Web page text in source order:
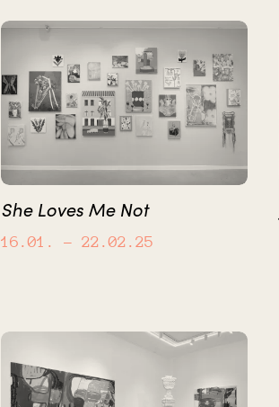
She Loves Me Not
16.01. – 22.02.25